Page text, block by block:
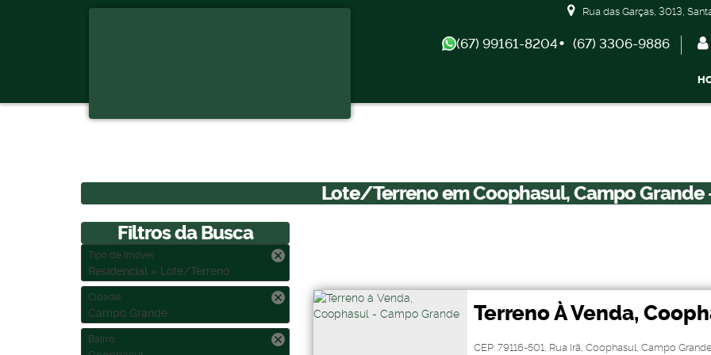
Rua das Garças, 3013,
(67) 99161-8204 (67) 3306-9886
Lote/Terreno em Coophasul, Campo Grande
Filtros da Busca
Tipo de Imóvel:
Residencial » Lote/Terreno
Cidade:
Campo Grande
Bairro:
Terreno À Venda,
Campo Grande
CEP: 79116-501 Rua Irã ,Coophasul ,Campo Grande